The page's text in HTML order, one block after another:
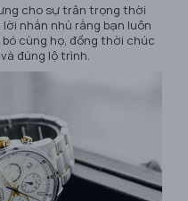
cho sự trân trọng thời
nhắn nhủ rằng bạn luôn
cùng họ, đồng thời chúc
đúng lộ trình.